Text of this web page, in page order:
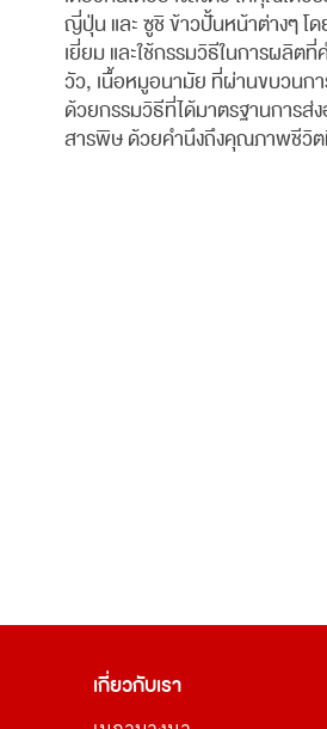
ญี่ปุ่น และ ซูชิ ข้าวปั้นหน้าต่างๆ
เยี่ยม และใช้กรรมวิธีในการผลิต
วัว, เนื้อหมูอนามัย ที่ผ่านขบวนกา
ด้วยกรรมวิธีที่ได้มาตรฐานการส่
สารพิษ ด้วยคำนึงถึงคุณภาพชีวิ
เกี่ยวกับเรา